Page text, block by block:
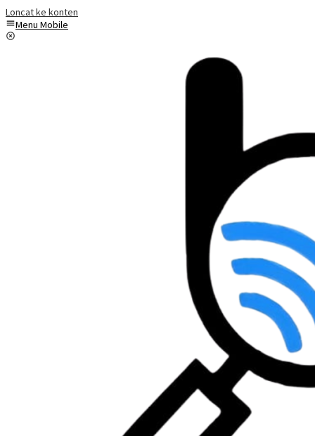
Loncat ke konten
Menu Mobile